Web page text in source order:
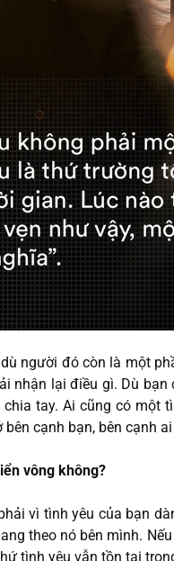
người đó còn là một
nhận lại điều gì. Dù
tay. Ai cũng có
cạnh bạn, bên cạnh
vông không?
vì tình yêu của bạn
theo nó bên mình.
tình yêu vẫn tồn tại